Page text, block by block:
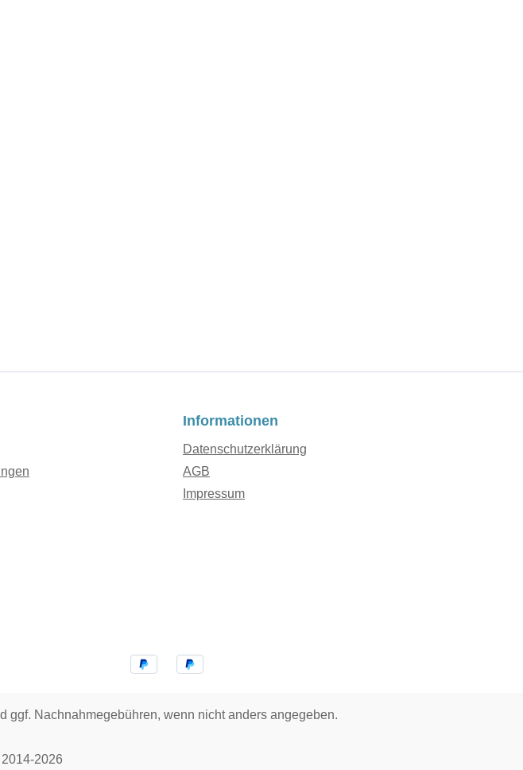
Informationen
Datenschutzerklärung
AGB
Impressum
ggf. Nachnahmegebühren, wenn nicht anders angegeben.
2026